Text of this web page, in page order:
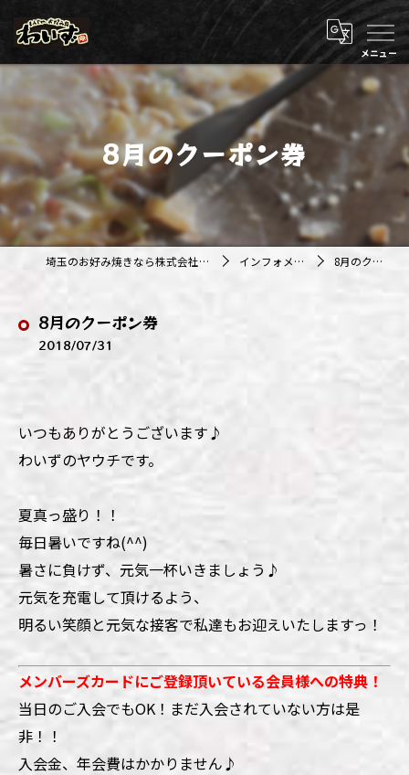
8月のクーポン券
埼玉のお好み焼きなら株式会社アジルカンパニー インフォメーション 8月のクーポン券
8月のクーポン券
2018/07/31
いつもありがとうございます♪
わいずのヤウチです。
夏真っ盛り！！
毎日暑いですね(^^)
暑さに負けず、元気一杯いきましょう♪
元気を充電して頂けるよう、
明るい笑顔と元気な接客で私達もお迎えいたしますっ！
メンバーズカードにご登録頂いている会員様への特典！
当日のご入会でもOK！まだ入会されていない方は是
非！！
入会金、年会費はかかりません♪